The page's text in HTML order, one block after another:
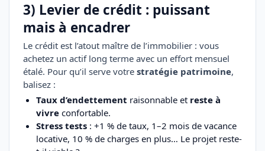
3) Levier de crédit : puissant
mais à encadrer
Le crédit est l’atout maître de l’immobilier : vous
achetez un actif long terme avec un effort mensuel
étalé. Pour qu’il serve votre stratégie patrimoine,
balisez :
Taux d’endettement raisonnable et reste à
vivre confortable.
Stress tests : +1 % de taux, 1–2 mois de vacance
locative, 10 % de charges en plus… Le projet reste-